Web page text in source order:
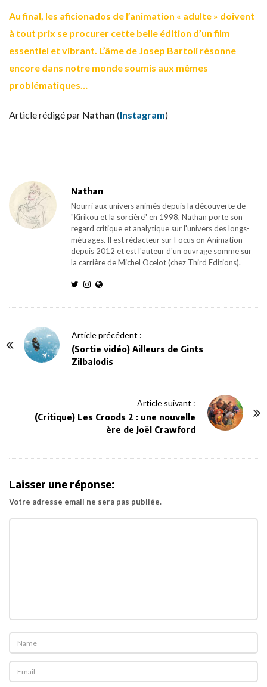
Au final, les aficionados de l’animation « adulte » doivent
à tout prix se procurer cette belle édition d’un film
essentiel et vibrant. L’âme de Josep Bartoli résonne
encore dans notre monde soumis aux mêmes
problématiques…
Article rédigé par Nathan (Instagram)
Nathan
Nourri aux univers animés depuis la découverte de
"Kirikou et la sorcière" en 1998, Nathan porte son
regard critique et analytique sur l'univers des longs-
métrages. Il est rédacteur sur Focus on Animation
depuis 2012 et est l'auteur d'un ouvrage somme sur
la carrière de Michel Ocelot (chez Third Editions).
Article précédent :
(Sortie vidéo) Ailleurs de Gints
Zilbalodis
Article suivant :
(Critique) Les Croods 2 : une nouvelle
ère de Joël Crawford
Laisser une réponse:
Votre adresse email ne sera pas publiée.